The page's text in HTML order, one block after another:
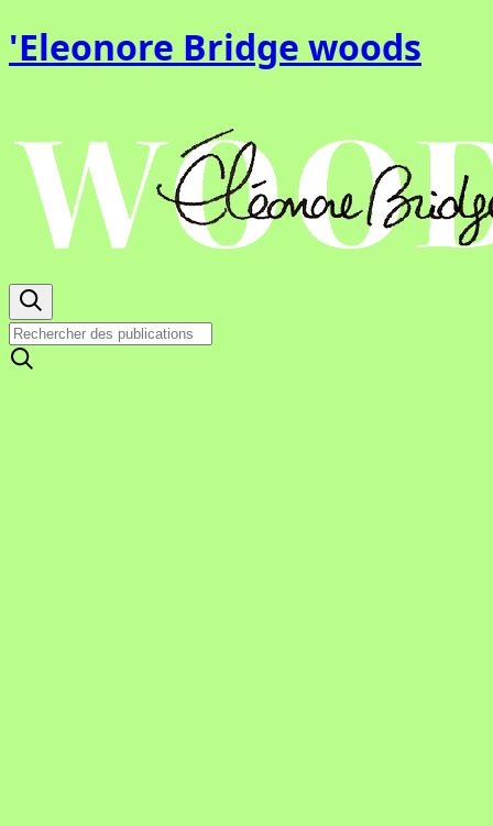
'Eleonore Bridge woods